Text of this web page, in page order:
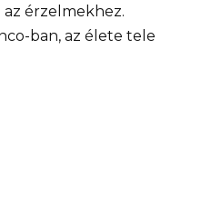
érzelmekhez.
ban, az élete tele